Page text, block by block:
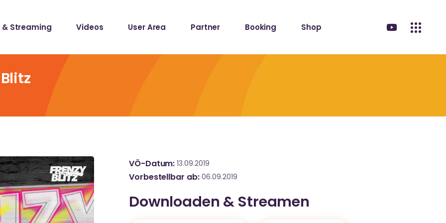
& Streaming Videos User Area Partner Booking Shop
VÖ-Datum 13.09.2019
Vorbestellbar ab 06.09.2019
Downloaden & Streamen